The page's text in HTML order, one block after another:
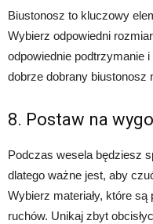
Biustonosz to kluczowy
Wybierz odpowiedni
odpowiednie podtrzymanie
dobrze dobrany
8. Postaw na
Podczas wesela będziesz
dlatego ważne jest, aby
Wybierz materiały, które
ruchów. Unikaj zbyt